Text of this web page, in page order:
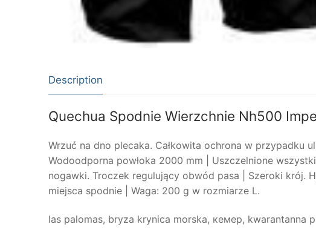
Description
Quechua Spodnie Wierzchnie Nh500
Wrzuć na dno plecaka. Całkowita ochrona w przypadku
Wodoodporna powłoka 2000 mm | Uszczelnione
nogawki. Troczek regulujący obwód pasa | Szeroki krój.
miejsca spodnie | Waga: 200 g w rozmiarze L.
las palomas, bryza krynica morska, кемер,